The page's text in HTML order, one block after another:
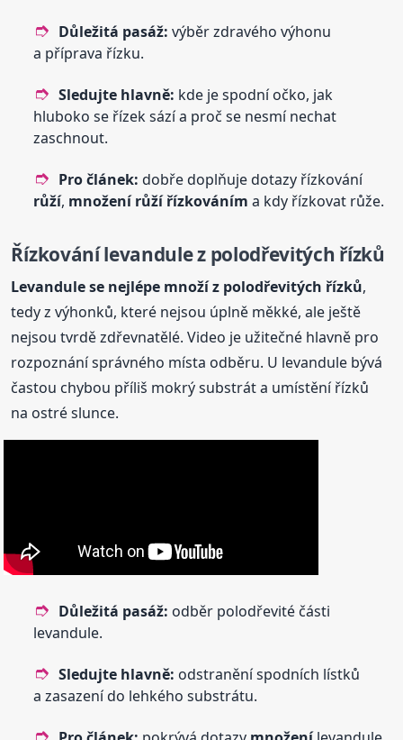
Důležitá pasáž: výběr zdravého výhonu
a příprava řízku.
Sledujte hlavně: kde je spodní očko, jak
hluboko se řízek sází a proč se nesmí nechat
zaschnout.
Pro článek: dobře doplňuje dotazy řízkování
růží, množení růžířízkováním a kdy řízkovat růže.
Řízkování levandule z polodřevitých řízků
Levandule se nejlépe množí z polodřevitých řízků,
tedy z výhonků, které nejsou úplně měkké, ale ještě
nejsou tvrdě zdřevnatělé. Video je užitečné hlavně pro
rozpoznání správného místa odběru. U levandule bývá
častou chybou příliš mokrý substrát a umístění řízků
na ostré slunce.
Důležitá pasáž: odběr polodřevité části
levandule.
Sledujte hlavně: odstranění spodních lístků
a zasazení do lehkého substrátu.